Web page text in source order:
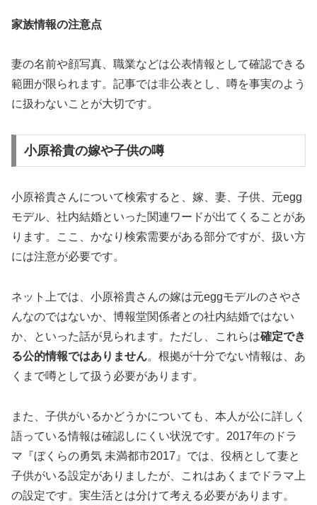
家族情報の注意点
妻の名前や顔写真、職業などは公表情報として確認できる
範囲が限られます。記事では非公表とし、噂を事実のよう
に扱わないことが大切です。
小原裕貴の嫁や子供の噂
小原裕貴さんについて検索すると、嫁、妻、子供、元egg
モデル、社内結婚といった関連ワードが出てくることがあ
ります。ここ、かなり検索需要がある部分ですが、扱い方
には注意が必要です。
ネット上では、小原裕貴さんの嫁は元eggモデルのさやさ
んなのではないか、博報堂関係者との社内結婚ではない
か、といった話が見られます。ただし、これらは確定でき
る公的情報ではありません。根拠が十分でない情報は、あ
くまで噂として扱う必要があります。
また、子供がいるかどうかについても、本人が公に詳しく
語っている情報は確認しにくい状況です。2017年のドラ
マ『ぼくらの勇気 未満都市2017』では、役柄として妻と
子供がいる設定がありましたが、これはあくまでドラマ上
の設定です。実生活とは分けて考える必要があります。